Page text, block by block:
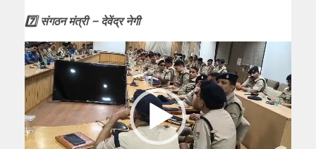
7️⃣ संगठन मंत्री – देवेंद्र नेगी
Video
Player